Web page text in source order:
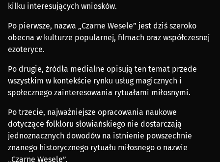
kilku interesujących wniosków.
Po pierwsze, nazwa „Czarne Wesele” jest dziś szeroko
obecna w kulturze popularnej, filmach oraz współczesnej
ezoteryce.
Po drugie, źródła medialne opisują ten temat przede
wszystkim w kontekście rynku usług magicznych i
społecznego zainteresowania rytuałami miłosnymi.
Po trzecie, najważniejsze opracowania naukowe
dotyczące folkloru słowiańskiego nie dostarczają
jednoznacznych dowodów na istnienie powszechnie
znanego historycznego rytuału miłosnego o nazwie
„Czarne Wesele”.